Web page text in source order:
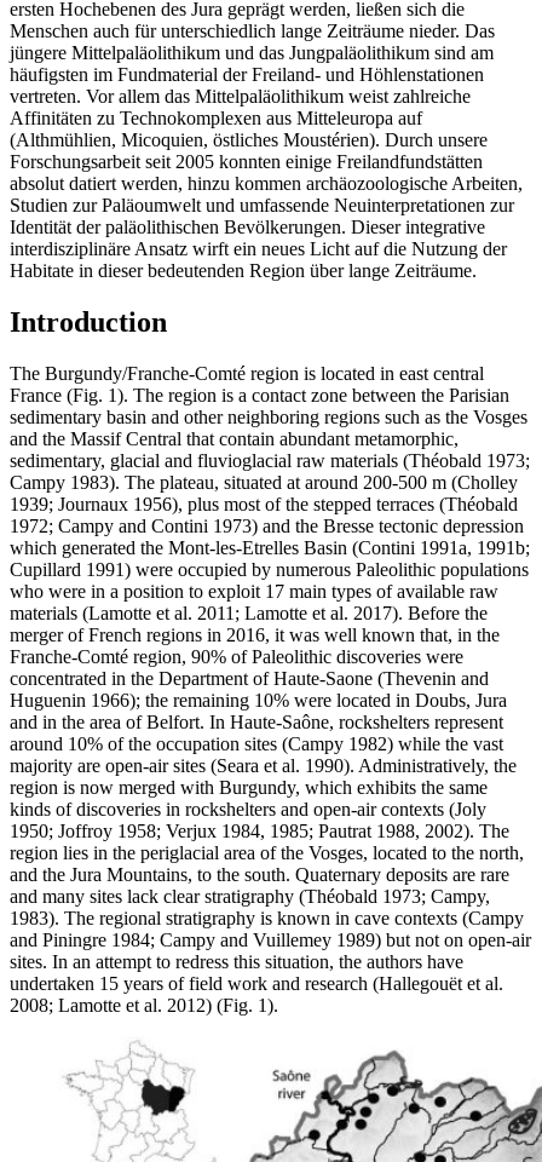
ersten Hochebenen des Jura geprägt werden, ließen sich die
Menschen auch für unterschiedlich lange Zeiträume nieder. Das
jüngere Mittelpaläolithikum und das Jungpaläolithikum sind am
häufigsten im Fundmaterial der Freiland- und Höhlenstationen
vertreten. Vor allem das Mittelpaläolithikum weist zahlreiche
Affinitäten zu Technokomplexen aus Mitteleuropa auf
(Althmühlien, Micoquien, östliches Moustérien). Durch unsere
Forschungsarbeit seit 2005 konnten einige Freilandfundstätten
absolut datiert werden, hinzu kommen archäozoologische Arbeiten,
Studien zur Paläoumwelt und umfassende Neuinterpretationen zur
Identität der paläolithischen Bevölkerungen. Dieser integrative
interdisziplinäre Ansatz wirft ein neues Licht auf die Nutzung der
Habitate in dieser bedeutenden Region über lange Zeiträume.
Introduction
The Burgundy/Franche-Comté region is located in east central
France (Fig. 1). The region is a contact zone between the Parisian
sedimentary basin and other neighboring regions such as the Vosges
and the Massif Central that contain abundant metamorphic,
sedimentary, glacial and fluvioglacial raw materials (Théobald 1973;
Campy 1983). The plateau, situated at around 200-500 m (Cholley
1939; Journaux 1956), plus most of the stepped terraces (Théobald
1972; Campy and Contini 1973) and the Bresse tectonic depression
which generated the Mont-les-Etrelles Basin (Contini 1991a, 1991b;
Cupillard 1991) were occupied by numerous Paleolithic populations
who were in a position to exploit 17 main types of available raw
materials (Lamotte et al. 2011; Lamotte et al. 2017). Before the
merger of French regions in 2016, it was well known that, in the
Franche-Comté region, 90% of Paleolithic discoveries were
concentrated in the Department of Haute-Saone (Thevenin and
Huguenin 1966); the remaining 10% were located in Doubs, Jura
and in the area of Belfort. In Haute-Saône, rockshelters represent
around 10% of the occupation sites (Campy 1982) while the vast
majority are open-air sites (Seara et al. 1990). Administratively, the
region is now merged with Burgundy, which exhibits the same
kinds of discoveries in rockshelters and open-air contexts (Joly
1950; Joffroy 1958; Verjux 1984, 1985; Pautrat 1988, 2002). The
region lies in the periglacial area of the Vosges, located to the north,
and the Jura Mountains, to the south. Quaternary deposits are rare
and many sites lack clear stratigraphy (Théobald 1973; Campy,
1983). The regional stratigraphy is known in cave contexts (Campy
and Piningre 1984; Campy and Vuillemey 1989) but not on open-air
sites. In an attempt to redress this situation, the authors have
undertaken 15 years of field work and research (Hallegouët et al.
2008; Lamotte et al. 2012) (Fig. 1).